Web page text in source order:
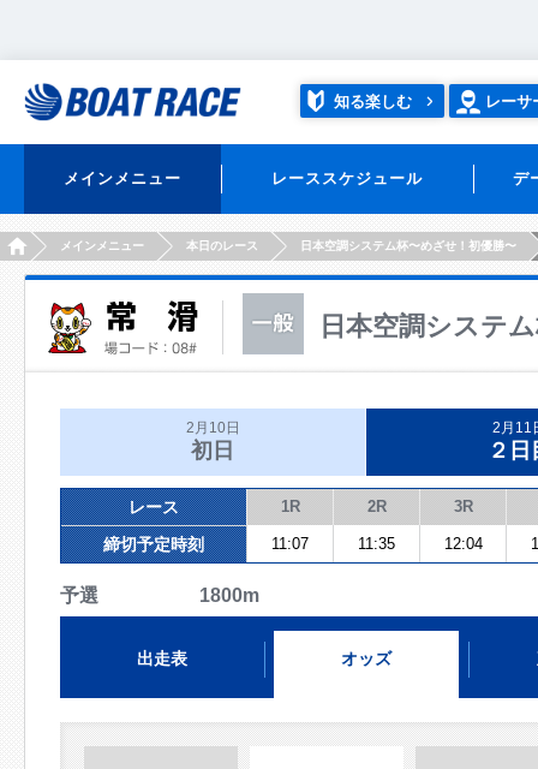
知る楽しむ レーサ
メインメニュー レーススケジュール デ
HOMEメインメニュー 本日のレース 日本空調システム杯〜めざせ！初優勝〜
日本空調システ
2月10日
初日
2月11
２日
レース 1R 2R 3R
締切予定時刻 11:07 11:35 12:04
予選 1800m
出走表 オッズ